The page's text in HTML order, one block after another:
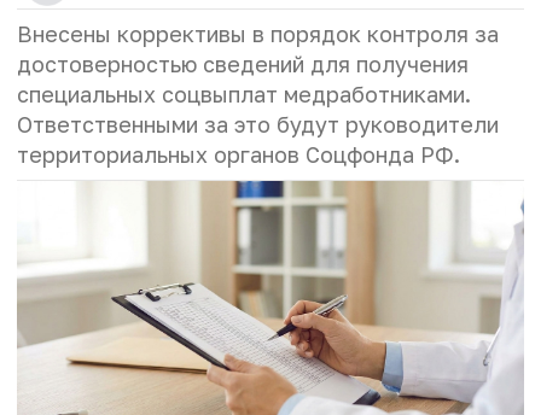
Внесены коррективы в порядок контроля за
достоверностью сведений для получения
специальных соцвыплат медработниками.
Ответственными за это будут руководители
территориальных органов Соцфонда РФ.